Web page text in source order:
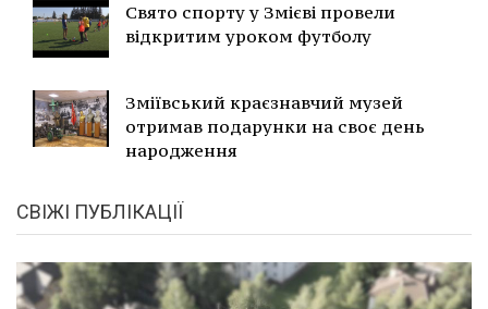
Свято спорту у Змієві провели
відкритим уроком футболу
Зміївський краєзнавчий музей
отримав подарунки на своє день
народження
СВІЖІ ПУБЛІКАЦІЇ